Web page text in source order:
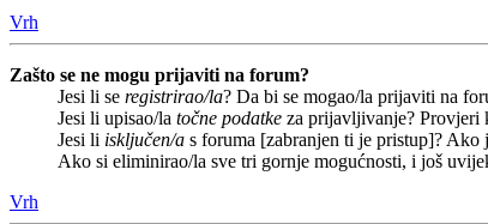
Vrh
Zašto se ne mogu prijaviti na forum?
Jesi li se registrirao/la? Da bi se mogao/la prijaviti na
Jesi li upisao/la točne podatke za prijavljivanje? Provjeri
Jesi li isključen/a s foruma [zabranjen ti je pristup]?
Ako si eliminirao/la sve tri gornje mogućnosti, i još
Vrh